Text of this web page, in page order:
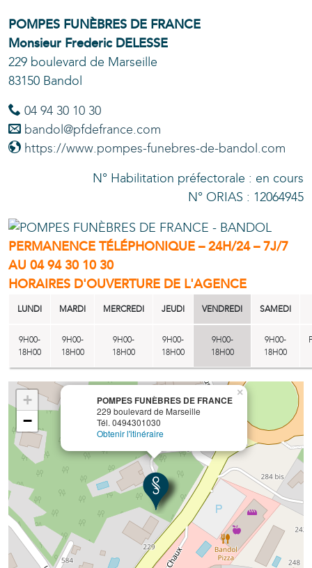
POMPES FUNÈBRES DE FRANCE
Monsieur Frederic DELESSE
229 boulevard de Marseille
83150 Bandol
04 94 30 10 30
bandol@pfdefrance.com
https://www.pompes-funebres-de-bandol.com
N° Habilitation préfectorale : en cours
N° ORIAS : 12064945
PERMANENCE TÉLÉPHONIQUE – 24H/24 – 7J/7
AU 04 94 30 10 30
HORAIRES D'OUVERTURE DE L'AGENCE
LUNDI MARDI MERCREDI JEUDI VENDREDI SAMEDI
9H00-
18H00
9H00-
18H00
9H00-
18H00
9H00-
18H00
9H00-
18H00
9H00-
18H00
POMPES FUNÈBRES DE FRANCE
229 boulevard de Marseille
Tél. 0494301030
Obtenir l'itinéraire
×
+
−